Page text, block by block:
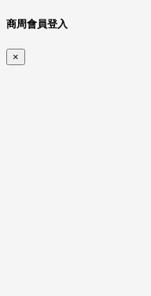
商周會員登入
×